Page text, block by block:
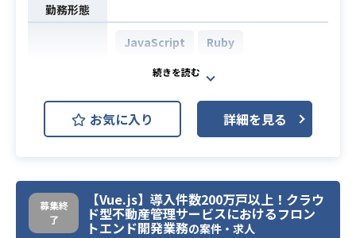
勤務形態
開発環境
JavaScript
Ruby
Ruby on Rails
PostgreSQL
AWS (Amazon Web Services)
Backlog
CircleCI
GitHub
Nuxt.js
お気に入り 詳細を見る
募集終
了
【Vue.js】導入件数200万戸以上！クラウ
ド型不動産管理サービスにおけるフロン
トエンド開発業務の案件・求人